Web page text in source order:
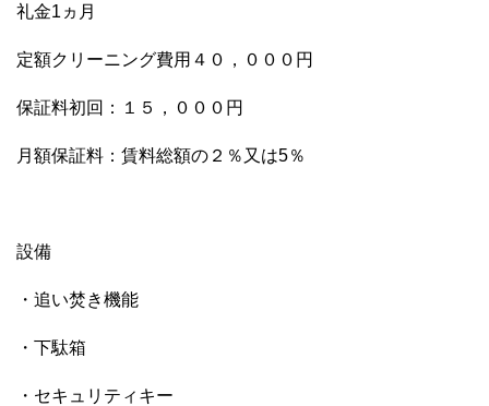
礼金1ヵ月
定額クリーニング費用４０，０００円
保証料初回：１５，０００円
月額保証料：賃料総額の２％又は5％
設備
・追い焚き機能
・下駄箱
・セキュリティキー